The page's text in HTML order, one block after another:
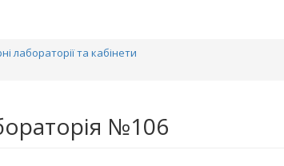
лабораторії та кабінети
№106